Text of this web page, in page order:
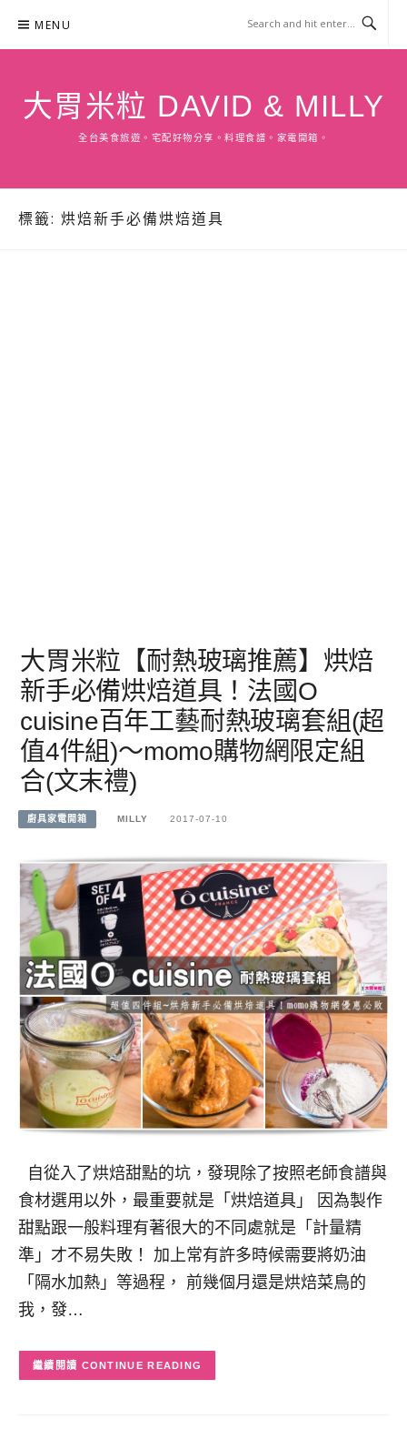
content
MENU
大胃米粒 DAVID & MILLY
全台美食旅遊。宅配好物分享。料理食譜。家電開箱。
標籤: 烘焙新手必備烘焙道具
大胃米粒【耐熱玻璃推薦】烘焙
新手必備烘焙道具！法國O
cuisine百年工藝耐熱玻璃套組(超
值4件組)～momo購物網限定組
合(文末禮)
廚具家電開箱 MILLY 2017-07-10
自從入了烘焙甜點的坑，發現除了按照老師食譜與
食材選用以外，最重要就是「烘焙道具」 因為製作
甜點跟一般料理有著很大的不同處就是「計量精
準」才不易失敗！ 加上常有許多時候需要將奶油
「隔水加熱」等過程， 前幾個月還是烘焙菜鳥的
我，發…
CONTINUE READING